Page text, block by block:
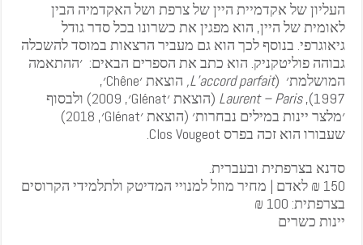
העליון של אקדמיית היין של צרפת ושל האקדמיה הבין
לאומית של היין, הוא מפגין את כשרונו בכל סדר גודל
גיאוגרפי. בנוסף לכך הוא גם מעביר הרצאות במוסד להשכלה
גבוהה פוליטקניק. הוא כתב את הספרים הבאים: ׳ההתאמה
המושלמת׳ (
L’accord parfait,
הוצאת ׳Chêne׳,
1997),
Laurent – Paris
(הוצאת ׳Glénat׳, 2009) ולבסוף
׳מלצר יינות במילים נבחרות׳ (הוצאת ׳Glénat׳, 2018)
שעבורו הוא זכה בפרס Clos Vougeot.
סדנא בצרפתית ובעברית.
150 ₪ לאדם | מחיר מוזל למנויי המדיטק ולתלמידי הקרוסים
בצרפתית: 100 ₪
יינות כשרים